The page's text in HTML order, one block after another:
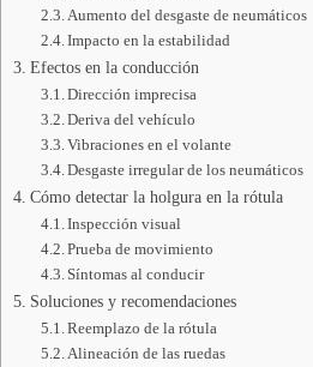
Aumento del desgaste de neumáticos
Impacto en la estabilidad
Efectos en la conducción
Dirección imprecisa
Deriva del vehículo
Vibraciones en el volante
Desgaste irregular de los neumáticos
Cómo detectar la holgura en la rótula
Inspección visual
Prueba de movimiento
Síntomas al conducir
Soluciones y recomendaciones
Reemplazo de la rótula
Alineación de las ruedas